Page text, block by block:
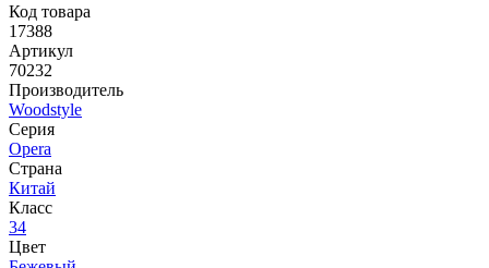
Код товара
17388
Артикул
70232
Производитель
Woodstyle
Серия
Opera
Страна
Китай
Класс
34
Цвет